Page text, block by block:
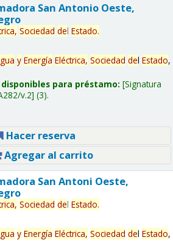
San Antonio Oeste,
Sociedad del Estado.
y Energía Eléctrica, Sociedad del Estado,
para préstamo: Signatura
v.2 (3).
Hacer reserva
Agregar al carrito
San Antoni Oeste,
Sociedad del Estado.
y Energía Eléctrica, Sociedad del Estado,